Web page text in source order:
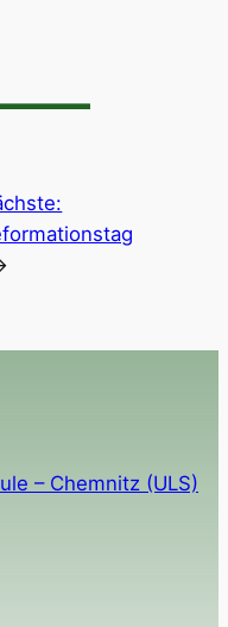
– Chemnitz (ULS)